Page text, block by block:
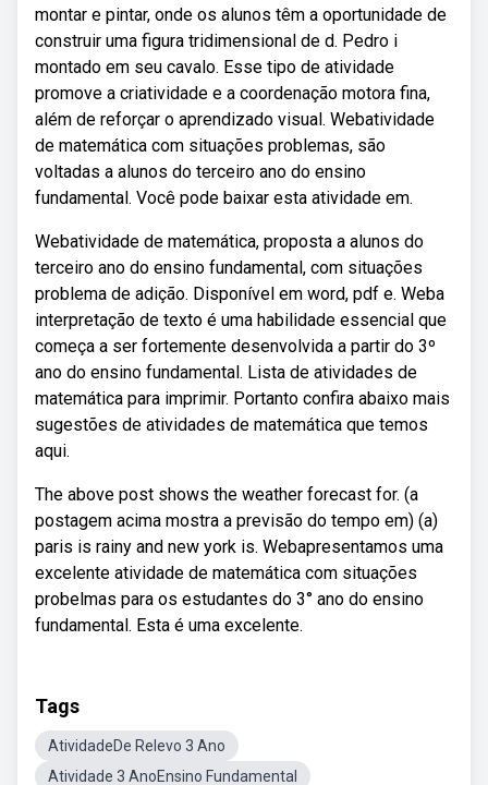
montar e pintar, onde os alunos têm a oportunidade de
construir uma figura tridimensional de d. Pedro i
montado em seu cavalo. Esse tipo de atividade
promove a criatividade e a coordenação motora fina,
além de reforçar o aprendizado visual. Webatividade
de matemática com situações problemas, são
voltadas a alunos do terceiro ano do ensino
fundamental. Você pode baixar esta atividade em.
Webatividade de matemática, proposta a alunos do
terceiro ano do ensino fundamental, com situações
problema de adição. Disponível em word, pdf e. Weba
interpretação de texto é uma habilidade essencial que
começa a ser fortemente desenvolvida a partir do 3º
ano do ensino fundamental. Lista de atividades de
matemática para imprimir. Portanto confira abaixo mais
sugestões de atividades de matemática que temos
aqui.
The above post shows the weather forecast for. (a
postagem acima mostra a previsão do tempo em) (a)
paris is rainy and new york is. Webapresentamos uma
excelente atividade de matemática com situações
probelmas para os estudantes do 3° ano do ensino
fundamental. Esta é uma excelente.
Tags
AtividadeDe Relevo 3 Ano
Atividade 3 AnoEnsino Fundamental